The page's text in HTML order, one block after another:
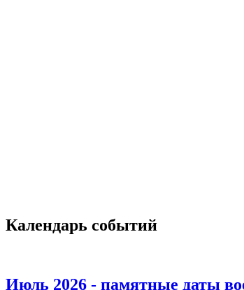
Календарь событий
Июль 2026 - памятные даты